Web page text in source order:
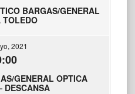
BARGAS/GENERAL
TOLEDO
2021
GENERAL OPTICA